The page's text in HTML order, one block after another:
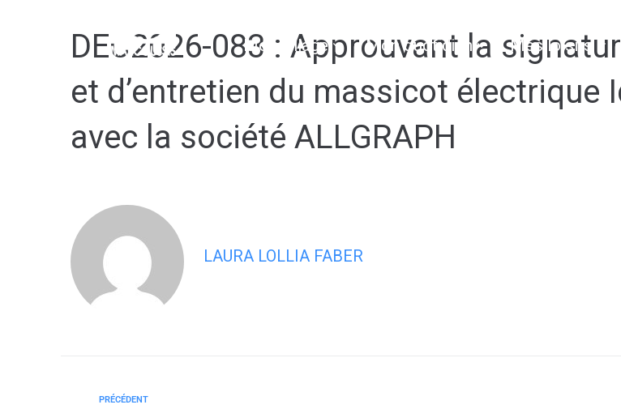
Mon village Mon quotidien Mes loisirs
DEC2026-083 : Approuvant la
et d’entretien du massicot électrique
avec la société ALLGRAPH
LAURA LOLLIA FABER
PRÉCÉDENT